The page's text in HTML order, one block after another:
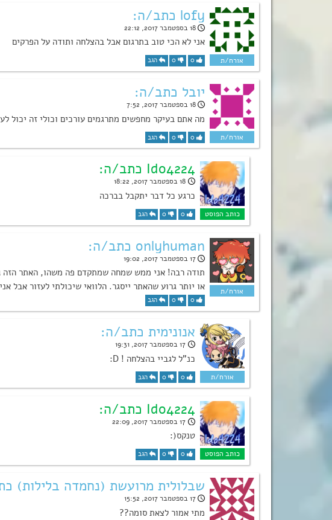
lofy כתב/ה:
18 בספטמבר 2017, 22:12
אני לא הכי טוב בתרגום אבל בהצלחה ותודה על הפרקים
0
0 הגב
יובל כתב/ה:
18 בספטמבר 2017, 7:52
מה אתם בעיקר מחפשים מתרגמים עורכים וכולי זה יכול
0
0 הגב
Ido4224 כתב/ה:
18 בספטמבר 2017, 18:22
כרגע כל דבר יתקבל בברכה
0
0 הגב
onlyhuman כתב/ה:
17 בספטמבר 2017, 19:02
תודה רבה! אני ממש שמחה שמתקדם פה משהו, האתר הזה
או יותר גרוע שהאתר ייסגר. הלוואי שיכולתי לעזור
0
0 הגב
אנונימית כתב/ה:
17 בספטמבר 2017, 19:31
כנ”ל לגביי בהצלחה ! D:
0
0 הגב
Ido4224 כתב/ה:
17 בספטמבר 2017, 22:09
טנקס(:
0
0 הגב
שבלולית מרועשת (נחמדה בלילות)
17 בספטמבר 2017, 15:52
מתי אמור לצאת סומה??